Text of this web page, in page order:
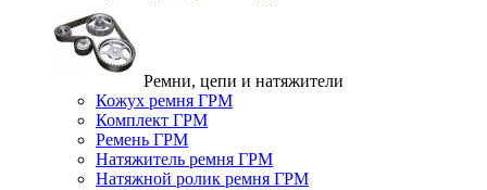
Ремни, цепи и натяжители
Кожух ремня ГРМ
Комплект ГРМ
Ремень ГРМ
Натяжитель ремня ГРМ
Натяжной ролик ремня ГРМ